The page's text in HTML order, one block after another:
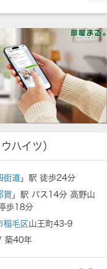
ハイツ）
街道 」駅 徒歩24分
賀 」駅 バス14分 高野山
歩18分
稲毛区山王町43-9
40年